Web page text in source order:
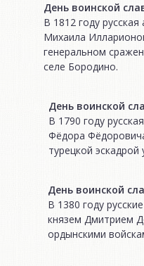
День воинской
В 1812 году
Михаила
генеральном
селе Бородино.
День воинской
В 1790 году
Фёдора
турецкой
День воинской
В 1380 году
князем Дмитрием
ордынскими